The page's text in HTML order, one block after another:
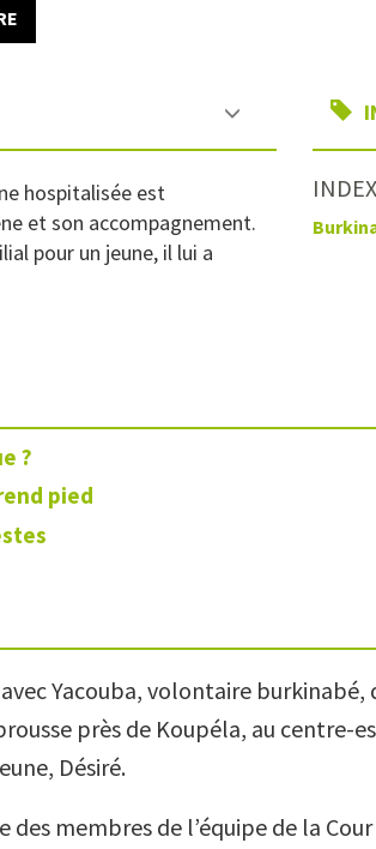
hospitalisée est
et son accompagnement.
pour un jeune, il lui a
?
pied
Yacouba, volontaire burkinabé,
près de Koupéla, au centre-
Désiré.
des membres de l’équipe de la